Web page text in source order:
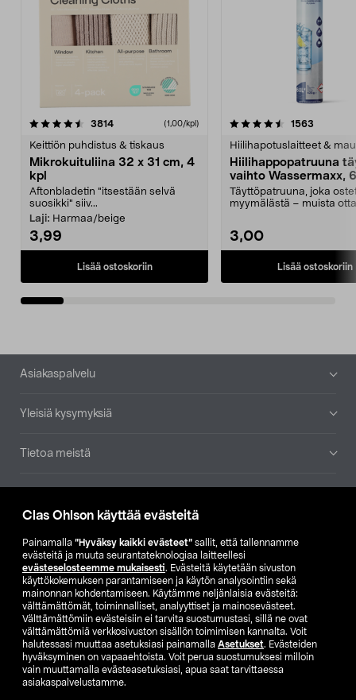
Clas Ohlson käyttää evästeitä
Painamalla ”Hyväksy kaikki evästeet” sallit, että tallennamme
evästeitä ja muuta seurantateknologiaa laitteellesi
evästeselosteemme mukaisesti. Evästeitä käytetään sivuston
käyttökokemuksen parantamiseen ja käytön analysointiin sekä
mainonnan kohdentamiseen. Käytämme neljänlaisia evästeitä:
välttämättömät, toiminnalliset, analyyttiset ja mainosevästeet.
Välttämättömiin evästeisiin ei tarvita suostumustasi, sillä ne ovat
välttämättömiä verkkosivuston sisällön toimimisen kannalta. Voit
halutessasi muuttaa asetuksiasi painamalla Asetukset. Evästeiden
hyväksyminen on vapaaehtoista. Voit perua suostumuksesi milloin
vain muuttamalla evästeasetuksiasi, apua saat tarvittaessa
asiakaspalvelustamme.
3814arvostelut (1,00/kpl)
Keittiön puhdistus & tiskaus
Mikrokuituliina 32 x 31 cm, 4
kpl
Aftonbladetin "itsestään selvä
suosikki" siiv...
Laji: Harmaa/beige
3,99
Lisää ostoskoriin
4.5viidestä
1563
Hiilihapotuslaitteet &
Hiilihappopatruuna
vaihto Wassermaxx,
Täyttöpatruuna, joka
myymälästä – muista
3,00
Lisää ostoskoriin
4.5viidestä
Alatunniste
Asiakaspalvelu
Yleisiä kysymyksiä
Tietoa meistä
Etsi myymälä
SE NO FI
FI SV